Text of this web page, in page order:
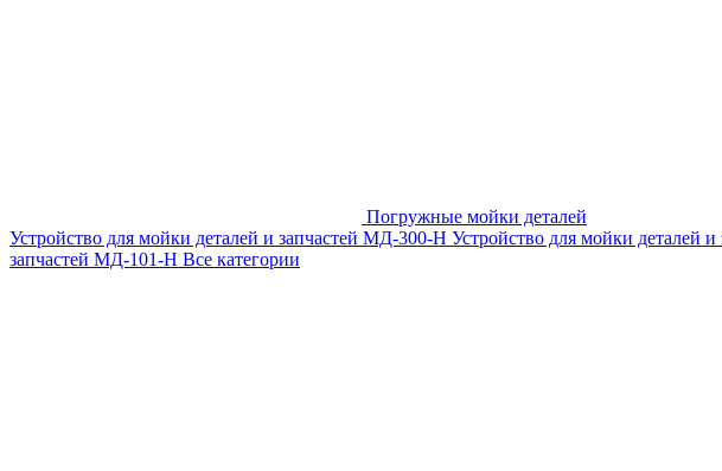
Погружные мойки деталей
Устройство для мойки деталей и запчастей МД-300-H Устройство для мойки деталей
запчастей МД-101-Н Все категории